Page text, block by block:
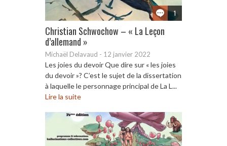
1
Christian Schwochow – « La Leçon
d’allemand »
Michaël Delavaud - 12 janvier 2022
Les joies du devoir Que dire sur « les joies
du devoir »? C’est le sujet de la dissertation
à laquelle le personnage principal de La L...
Lire la suite